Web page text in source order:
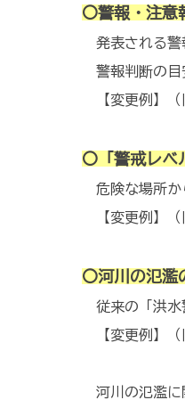
〇警報・注意
発表される警
警報判断の目
【変更例】
〇「警戒レベ
危険な場所か
【変更例】
〇河川の氾濫
従来の「洪水
【変更例】
河川の氾濫に